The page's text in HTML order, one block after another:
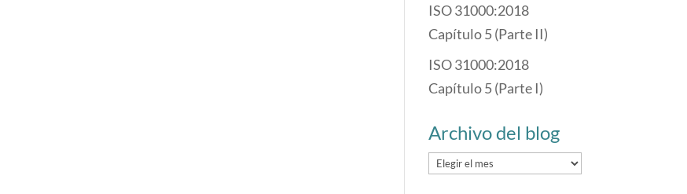
ISO 31000:2018
Capítulo 5 (Parte II)
ISO 31000:2018
Capítulo 5 (Parte I)
Archivo del blog
Archivo